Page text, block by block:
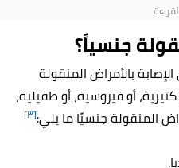
جنسياً؟
بالأمراض المنقولة
أو فيروسية، أو طفيلية،
المنقولة جنسيًا ما يلي:[٣]